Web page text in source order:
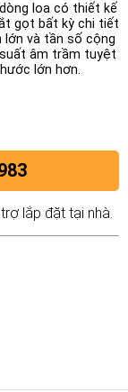
loa có thiết kế
gọt bất kỳ chi tiết
lớn và tần số cộng
suất âm trầm tuyệt
lớn hơn.
lắp đặt tại nhà.